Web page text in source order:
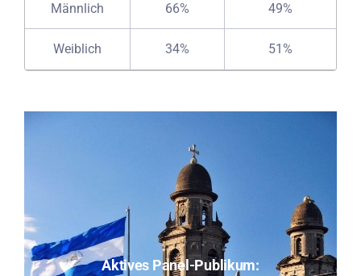
Männlich 66% 49%
Weiblich 34% 51%
Aktives Panel-Publikum: